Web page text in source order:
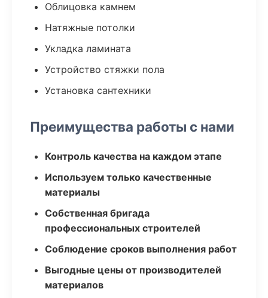
Облицовка камнем
Натяжные потолки
Укладка ламината
Устройство стяжки пола
Установка сантехники
Преимущества работы с нами
Контроль качества на каждом этапе
Используем только качественные
материалы
Собственная бригада
профессиональных строителей
Соблюдение сроков выполнения работ
Выгодные цены от производителей
материалов